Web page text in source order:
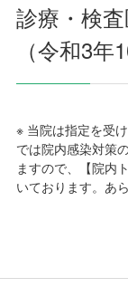
診療・検
（令和3年
※ 当院は指定を受
では院内感染対策
ますので、【院内
いております。あ